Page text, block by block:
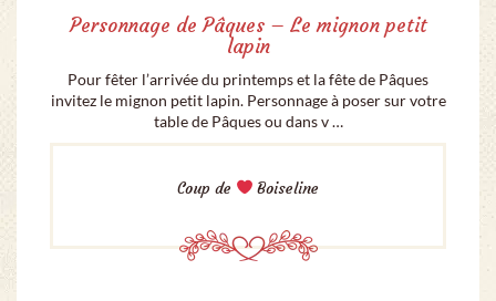
Personnage de Pâques – Le mignon petit
lapin
Pour fêter l’arrivée du printemps et la fête de Pâques
invitez le mignon petit lapin. Personnage à poser sur votre
table de Pâques ou dans v …
Coup de Boiseline